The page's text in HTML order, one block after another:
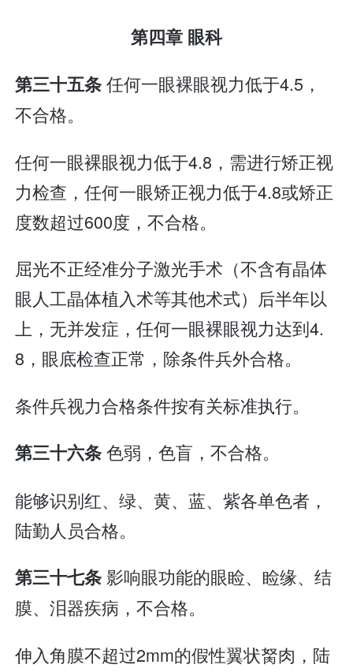
第四章 眼科
第三十五条任何一眼裸眼视力低于4.5，
不合格。
任何一眼裸眼视力低于4.8，需进行矫正视
力检查，任何一眼矫正视力低于4.8或矫正
度数超过600度，不合格。
屈光不正经准分子激光手术（不含有晶体
眼人工晶体植入术等其他术式）后半年以
上，无并发症，任何一眼裸眼视力达到4.
8，眼底检查正常，除条件兵外合格。
条件兵视力合格条件按有关标准执行。
第三十六条色弱，色盲，不合格。
能够识别红、绿、黄、蓝、紫各单色者，
陆勤人员合格。
第三十七条影响眼功能的眼睑、睑缘、结
膜、泪器疾病，不合格。
伸入角膜不超过2mm的假性翼状胬肉，陆